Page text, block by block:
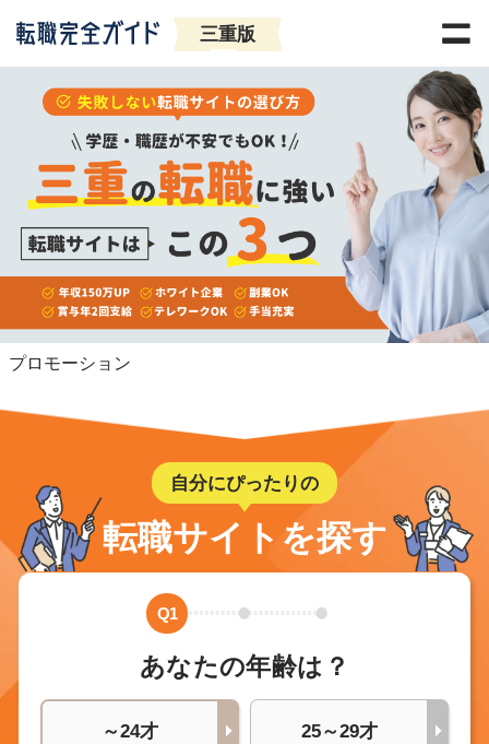
三重版
プロモーション
自分にぴったりの
転職サイトを探す
Q1
あなたの年齢は？
～24才 25～29才